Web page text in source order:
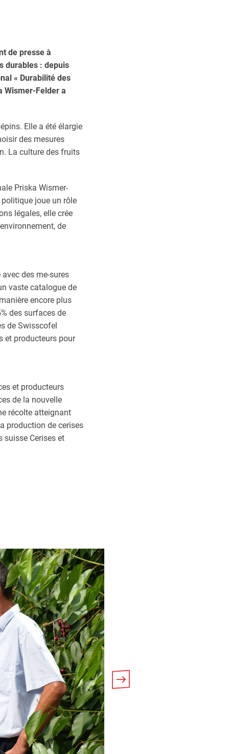
de presse à
durables : depuis
« Durabilité des
Wismer-Felder a
Elle a été élargie
des mesures
La culture des fruits
Priska Wismer-
joue un rôle
légales, elle crée
de
des me-sures
vaste catalogue de
encore plus
des surfaces de
de Swisscofel
et producteurs pour
et producteurs
de la nouvelle
récolte atteignant
production de cerises
suisse Cerises et